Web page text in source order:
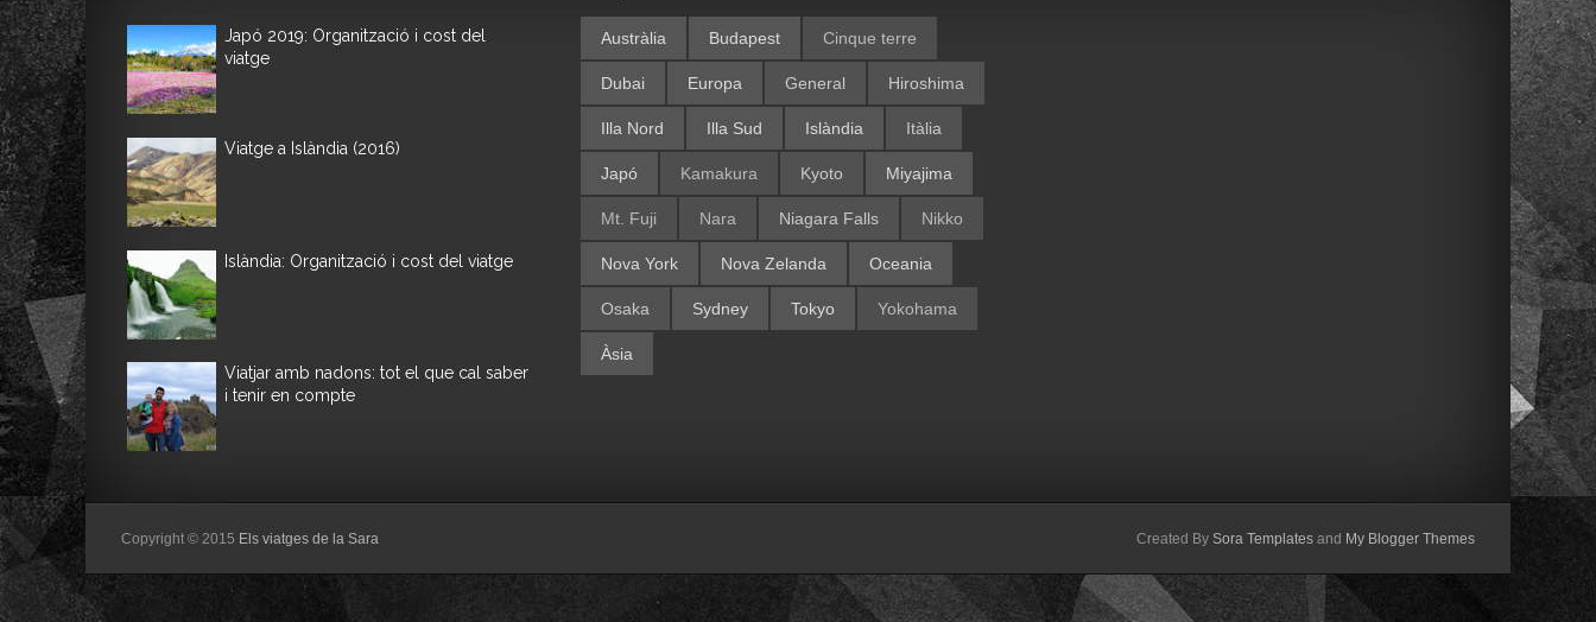
Japó 2019: Organització i cost del
viatge
Viatge a Islàndia (2016)
Islàndia: Organització i cost del viatge
Viatjar amb nadons: tot el que cal saber
i tenir en compte
Austràlia Budapest Cinque terre
Dubai Europa General Hiroshima
Illa Nord Illa Sud Islàndia Itàlia
Japó Kamakura Kyoto Miyajima
Mt. Fuji Nara Niagara Falls Nikko
Nova York Nova Zelanda Oceania
Osaka Sydney Tokyo Yokohama
Àsia
Copyright © 2015 Els viatges de la Sara Created By Sora Templates and My Blogger Themes